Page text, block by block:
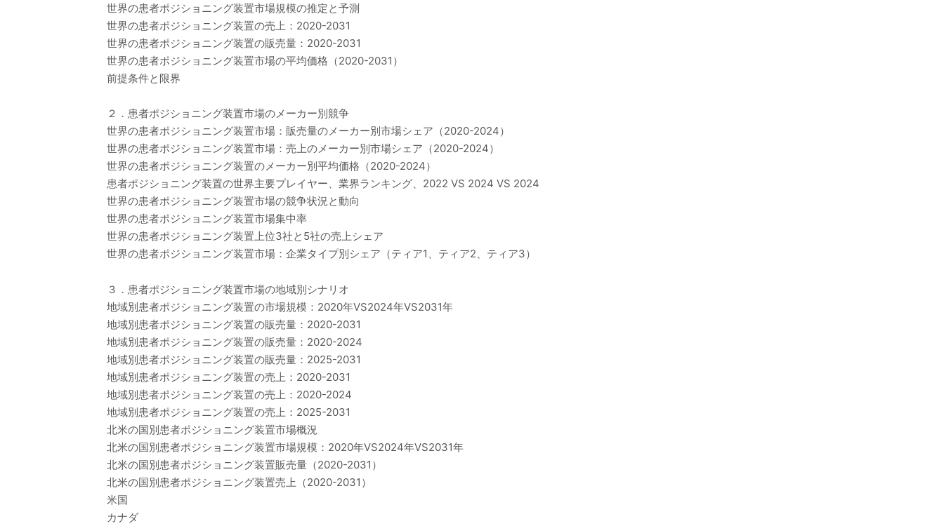
世界の患者ポジショニング装置市場規模の推定と予測
世界の患者ポジショニング装置の売上：2020-2031
世界の患者ポジショニング装置の販売量：2020-2031
世界の患者ポジショニング装置市場の平均価格（2020-2031）
前提条件と限界
２．患者ポジショニング装置市場のメーカー別競争
世界の患者ポジショニング装置市場：販売量のメーカー別市場シェア（2020-2024）
世界の患者ポジショニング装置市場：売上のメーカー別市場シェア（2020-2024）
世界の患者ポジショニング装置のメーカー別平均価格（2020-2024）
患者ポジショニング装置の世界主要プレイヤー、業界ランキング、2022 VS 2024 VS 2024
世界の患者ポジショニング装置市場の競争状況と動向
世界の患者ポジショニング装置市場集中率
世界の患者ポジショニング装置上位3社と5社の売上シェア
世界の患者ポジショニング装置市場：企業タイプ別シェア（ティア1、ティア2、ティア3）
３．患者ポジショニング装置市場の地域別シナリオ
地域別患者ポジショニング装置の市場規模：2020年VS2024年VS2031年
地域別患者ポジショニング装置の販売量：2020-2031
地域別患者ポジショニング装置の販売量：2020-2024
地域別患者ポジショニング装置の販売量：2025-2031
地域別患者ポジショニング装置の売上：2020-2031
地域別患者ポジショニング装置の売上：2020-2024
地域別患者ポジショニング装置の売上：2025-2031
北米の国別患者ポジショニング装置市場概況
北米の国別患者ポジショニング装置市場規模：2020年VS2024年VS2031年
北米の国別患者ポジショニング装置販売量（2020-2031）
北米の国別患者ポジショニング装置売上（2020-2031）
米国
カナダ